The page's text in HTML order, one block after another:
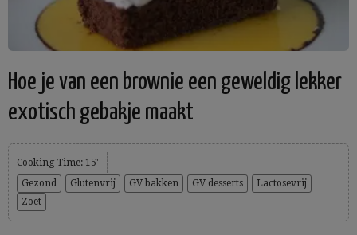
Hoe je van een brownie een geweldig lekker
exotisch gebakje maakt
Cooking Time: 15'
Gezond
Glutenvrij GV bakken GV desserts
Lactosevrij
Zoet